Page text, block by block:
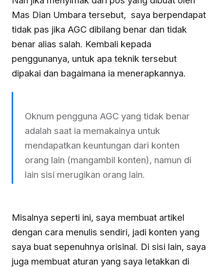
Mas Dian Umbara tersebut, saya berpendapat
tidak pas jika AGC dibilang benar dan tidak
benar alias salah. Kembali kepada
penggunanya, untuk apa teknik tersebut
dipakai dan bagaimana ia menerapkannya.
Oknum pengguna AGC yang tidak benar
adalah saat ia memakainya untuk
mendapatkan keuntungan dari konten
orang lain (mangambil konten), namun di
lain sisi merugikan orang lain.
Misalnya seperti ini, saya membuat artikel
dengan cara menulis sendiri, jadi konten yang
saya buat sepenuhnya orisinal. Di sisi lain, saya
juga membuat aturan yang saya letakkan di